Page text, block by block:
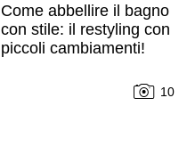
Come abbellire il bagno
con stile: il restyling con
piccoli cambiamenti!
10